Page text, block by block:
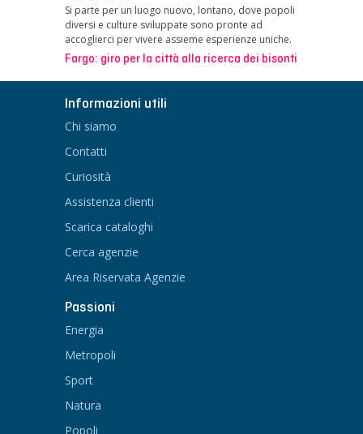
Si parte per un luogo nuovo, lontano, dove popoli
diversi e culture sviluppate sono pronte ad
accoglierci per vivere assieme esperienze uniche.
Fargo: giro per la città alla ricerca dei bisonti
Informazioni utili
Chi siamo
Contatti
Curiosità
Assistenza clienti
Scarica cataloghi
Cerca agenzie
Area Riservata Agenzie
Passioni
Energia
Metropoli
Sport
Natura
Popoli